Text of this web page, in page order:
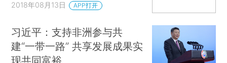
2018年08月13日 APP打开
习近平：支持非洲参与共
建“一带一路” 共享发展成果实
现共同富裕